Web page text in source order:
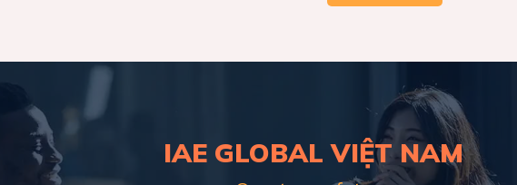
IAE GLOBAL VIỆT NAM